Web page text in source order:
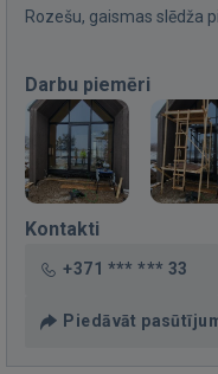
Rozešu, gaismas slēdža
Darbu piemēri
Kontakti
+371 *** *** 33
Piedāvāt